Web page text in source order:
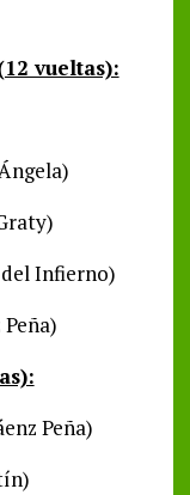
vueltas):
Infierno)
Peña)